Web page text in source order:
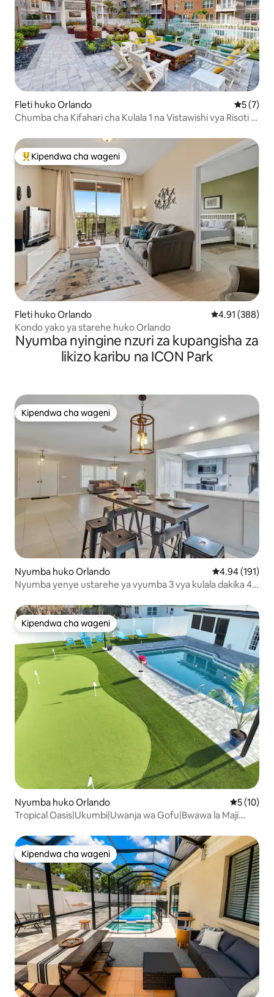
Fleti huko Orlando
5 (7)
Chumba cha Kifahari cha Kulala 1 na Vistawishi vya Risoti -
Kipendwa maarufu cha wageni
Kipendwa cha wageni
Fleti huko Orlando Ukadiriaji wa
4.91 (388)
Kondo yako ya starehe huko Orlando
Nyumba nyingine nzuri za kupangisha za
likizo karibu na ICON Park
Kipendwa cha wageni
Kipendwa cha wageni
Nyumba huko Orlando Ukadiriaji wa
4.94 (191)
Nyumba yenye ustarehe ya vyumba 3 vya kulala dakika 4
Kipendwa cha wageni
Kipendwa cha wageni
Nyumba huko Orlando Ukadiriaji
5 (10)
Tropical Oasis|Ukumbi|Uwanja wa Gofu|Bwawa la Maji
Kipendwa cha wageni
Kipendwa cha wageni